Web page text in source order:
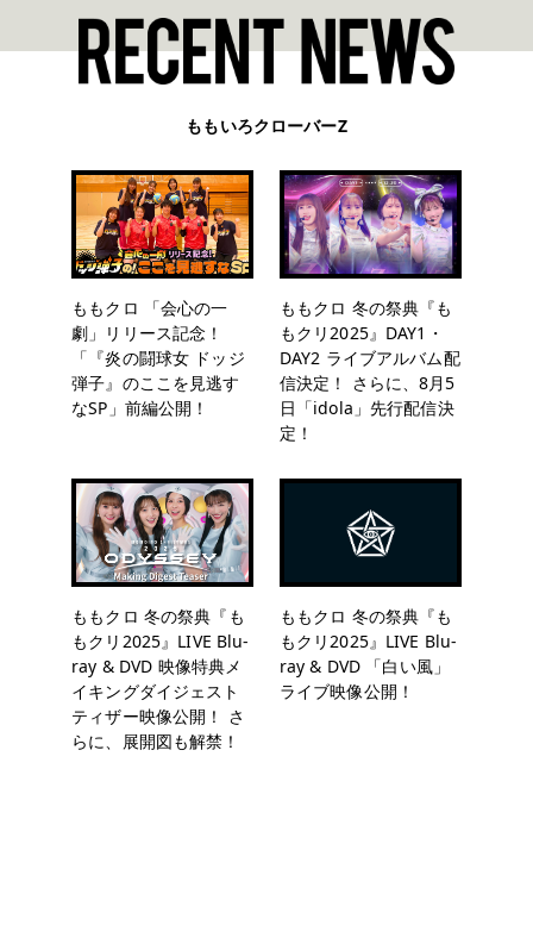
ももいろクローバーZ
ももクロ 「会心の一
劇」リリース記念！
「『炎の闘球女 ドッジ
弾子』のここを見逃す
なSP」前編公開！
ももクロ 冬の祭典『も
もクリ2025』DAY1・
DAY2 ライブアルバム配
信決定！ さらに、8月5
日「idola」先行配信決
定！
ももクロ 冬の祭典『も
もクリ2025』LIVE Blu-
ray & DVD 映像特典メ
イキングダイジェスト
ティザー映像公開！ さ
らに、展開図も解禁！
ももクロ 冬の祭典『も
もクリ2025』LIVE Blu-
ray & DVD 「白い風」
ライブ映像公開！